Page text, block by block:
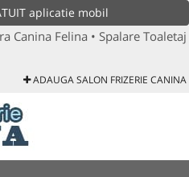
aplicatie mobil
Canina Felina • Spalare Toaletaj
ADAUGA SALON FRIZERIE CANINA